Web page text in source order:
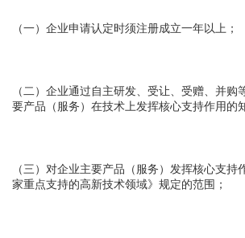
（一）企业申请认定时须注册成立一年以上；
（二）企业通过自主研发、受让、受赠、并购
要产品（服务）在技术上发挥核心支持作用的
（三）对企业主要产品（服务）发挥核心支持
家重点支持的高新技术领域》规定的范围；